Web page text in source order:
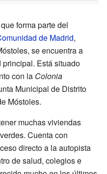
forma parte del
de Madrid,
se encuentra a
Está situado
con la Colonia
Municipal de Distrito
Móstoles.
muchas viviendas
Cuenta con
directo a la autopista
de salud, colegios e